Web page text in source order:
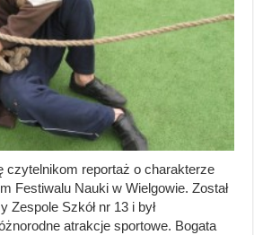
czytelnikom reportaż o charakterze
Festiwalu Nauki w Wielgowie. Został
Zespole Szkół nr 13 i był
atrakcje sportowe. Bogata